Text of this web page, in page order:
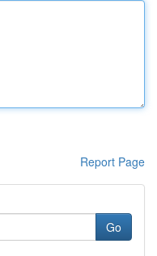
Report Page
Go